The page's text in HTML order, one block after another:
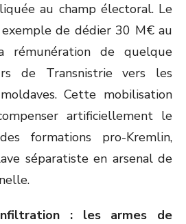
au champ électoral. Le
de dédier 30 M€ au
de quelque
de Transnistrie vers les
Cette mobilisation
artificiellement le
formations pro-Kremlin,
séparatiste en arsenal de
: les armes de